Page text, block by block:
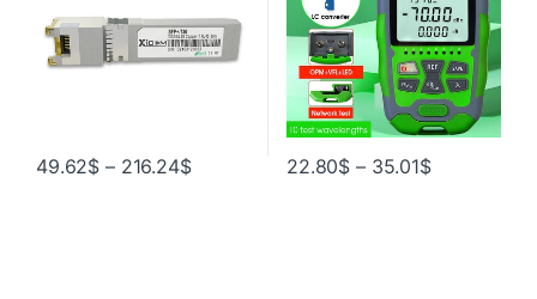
49.62$ – 216.24$ 22.80$ – 35.01$